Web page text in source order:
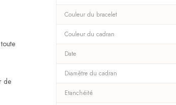
de
Couleur du bracelet
Couleur du cadran
Date
Diamètre du cadran
Etanchéité